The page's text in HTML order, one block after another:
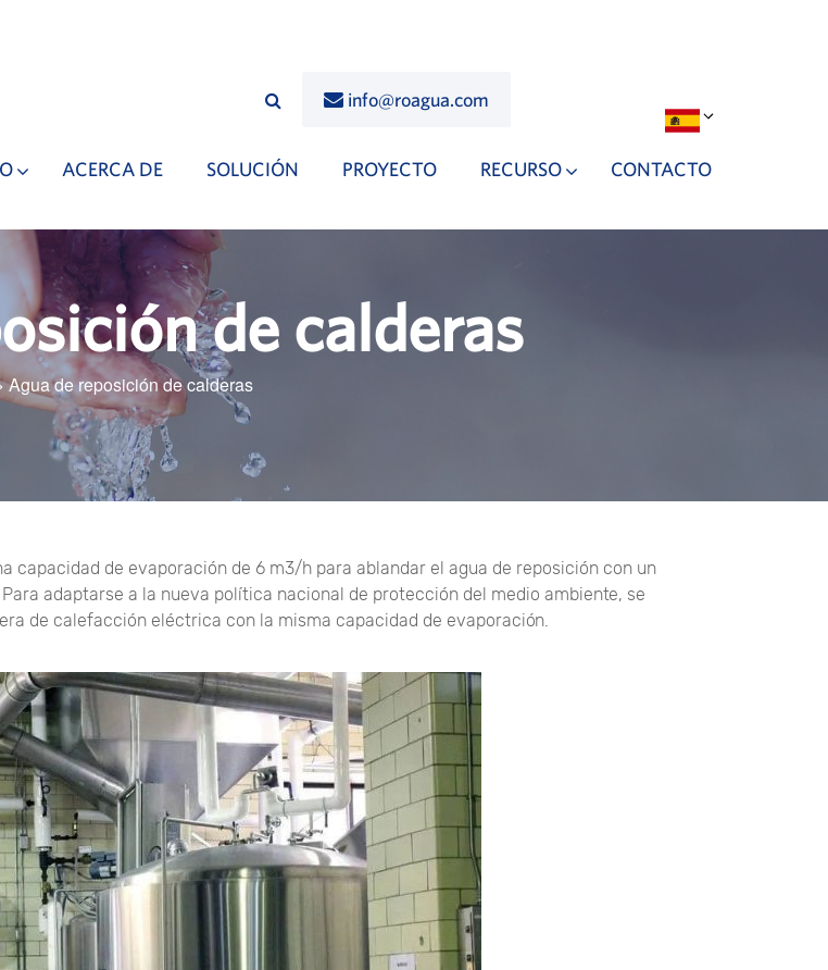
info@roagua.com
ACERCA DE SOLUCIÓN PROYECTO RECURSO CONTACTO
de calderas
Agua de reposición de calderas
capacidad de evaporación de 6 m3/h para ablandar el agua de reposición con un
adaptarse a la nueva política nacional de protección del medio ambiente, se
de calefacción eléctrica con la misma capacidad de evaporación.